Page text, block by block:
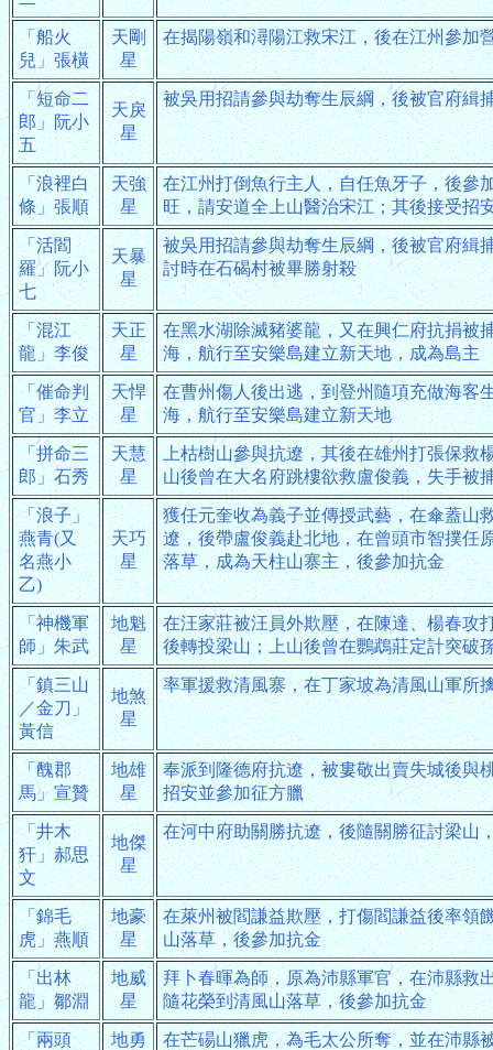
「船火
兒」張橫
天剛
星
在揭陽嶺和潯陽江救宋江，後在江州參加
「短命二
郎」阮小
五
天戾
星
被吳用招請參與劫奪生辰綱，後被官府緝
「浪裡白
條」張順
天強
星
在江州打倒魚行主人，自任魚牙子，後參
旺，請安道全上山醫治宋江；其後接受招
「活閻
羅」阮小
七
天暴
星
被吳用招請參與劫奪生辰綱，後被官府緝
討時在石碣村被畢勝射殺
「混江
龍」李俊
天正
星
在黑水湖除滅豬婆龍，又在興仁府抗捐被
海，航行至安樂島建立新天地，成為島主
「催命判
官」李立
天悍
星
在曹州傷人後出逃，到登州隨項充做海客
海，航行至安樂島建立新天地
「拼命三
郎」石秀
天慧
星
上枯樹山參與抗遼，其後在雄州打張保救
山後曾在大名府跳樓欲救盧俊義，失手被
「浪子」
燕青(又
名燕小
乙)
天巧
星
獲任元奎收為義子並傳授武藝，在傘蓋山
遼，後帶盧俊義赴北地，在曾頭市智撲任
落草，成為天柱山寨主，後參加抗金
「神機軍
師」朱武
地魁
星
在汪家莊被汪員外欺壓，在陳達、楊春攻
後轉投梁山；上山後曾在鸚鵡莊定計突破
「鎮三山
／金刀」
黃信
地煞
星
率軍援救清風寨，在丁家坡為清風山軍所
「醜郡
馬」宣贊
地雄
星
奉派到隆德府抗遼，被婁敬出賣失城後與
招安並參加征方臘
「井木
犴」郝思
文
地傑
星
在河中府助關勝抗遼，後隨關勝征討梁山
「錦毛
虎」燕順
地豪
星
在萊州被閻謙益欺壓，打傷閻謙益後率領
山落草，後參加抗金
「出林
龍」鄒淵
地威
星
拜卜春暉為師，原為沛縣軍官，在沛縣救
隨花榮到清風山落草，後參加抗金
「兩頭
地勇
在芒碭山獵虎，為毛太公所奪，並在沛縣